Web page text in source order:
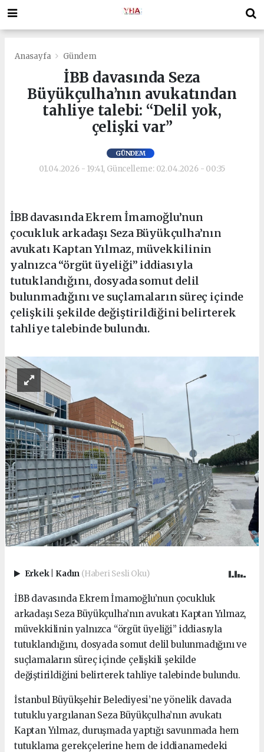
Anasayfa Gündem
İBB davasında Seza
Büyükçulha’nın avukatından
tahliye talebi: “Delil yok,
çelişki var”
GÜNDEM
01.04.2026 - 19:41, Güncelleme: 02.04.2026 - 00:35
İBB davasında Ekrem İmamoğlu’nun
çocukluk arkadaşı Seza Büyükçulha’nın
avukatı Kaptan Yılmaz, müvekkilinin
yalnızca “örgüt üyeliği” iddiasıyla
tutuklandığını, dosyada somut delil
bulunmadığını ve suçlamaların süreç içinde
çelişkili şekilde değiştirildiğini belirterek
tahliye talebinde bulundu.
Erkek Kadın (Haberi Sesli Oku)
İBB davasında Ekrem İmamoğlu’nun çocukluk
arkadaşı Seza Büyükçulha’nın avukatı Kaptan Yılmaz,
müvekkilinin yalnızca “örgüt üyeliği” iddiasıyla
tutuklandığını, dosyada somut delil bulunmadığını ve
suçlamaların süreç içinde çelişkili şekilde
değiştirildiğini belirterek tahliye talebinde bulundu.
İstanbul Büyükşehir Belediyesi’ne yönelik davada
tutuklu yargılanan Seza Büyükçulha’nın avukatı
Kaptan Yılmaz, duruşmada yaptığı savunmada hem
tutuklama gerekçelerine hem de iddianamedeki